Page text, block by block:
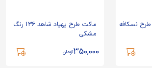
نسکافه
ماکت طرح پهپاد شاهد 136 رنگ
مشکی
350,000تومان